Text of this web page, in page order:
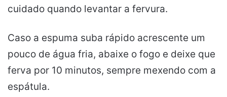
cuidado quando levantar a fervura.
Caso a espuma suba rápido acrescente um
pouco de água fria, abaixe o fogo e deixe que
ferva por 10 minutos, sempre mexendo com a
espátula.